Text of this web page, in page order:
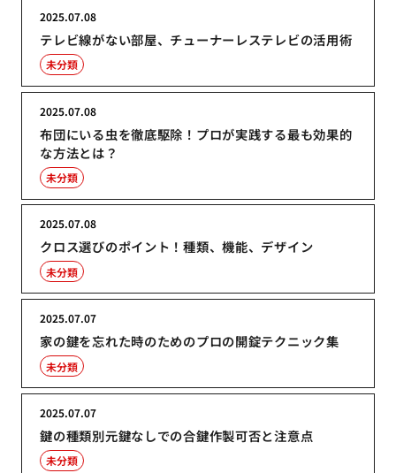
テレビ線がない部屋、チューナーレステレビの活用術
2025.07.08
未分類
布団にいる虫を徹底駆除！プロが実践する最も効果的
な方法とは？
2025.07.08
未分類
クロス選びのポイント！種類、機能、デザイン
2025.07.08
未分類
家の鍵を忘れた時のためのプロの開錠テクニック集
2025.07.07
未分類
鍵の種類別元鍵なしでの合鍵作製可否と注意点
2025.07.07
未分類